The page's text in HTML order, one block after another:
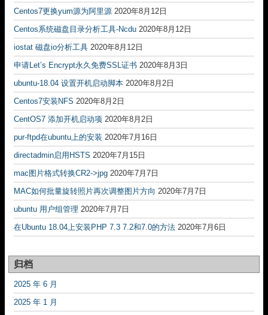
Centos7更换yum源为阿里源 2020年8月12日
Centos系统磁盘目录分析工具-Ncdu 2020年8月12日
iostat 磁盘io分析工具 2020年8月12日
申请Let’s Encrypt永久免费SSL证书 2020年8月3日
ubuntu-18.04 设置开机启动脚本 2020年8月2日
Centos7安装NFS 2020年8月2日
CentOS7 添加开机启动项 2020年8月2日
pur-ftpd在ubuntu上的安装 2020年7月16日
directadmin启用HSTS 2020年7月15日
mac图片格式转换CR2->jpg 2020年7月7日
MAC如何批量旋转照片再次调整图片方向 2020年7月7日
ubuntu 用户组管理 2020年7月7日
在Ubuntu 18.04上安装PHP 7.3 7.2和7.0的方法 2020年7月6日
归档
2025 年 6 月
2025 年 1 月